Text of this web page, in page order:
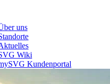
uns
Wiki
Kundenportal